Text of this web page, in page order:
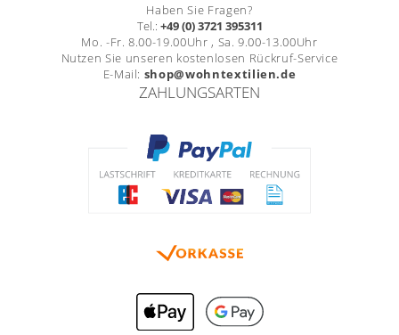
Haben Sie Fragen?
Tel.: +49 (0) 3721 395311
Mo. -Fr. 8.00-19.00Uhr , Sa. 9.00-13.00Uhr
Nutzen Sie unseren kostenlosen Rückruf-Service
E-Mail: shop@wohntextilien.de
ZAHLUNGSARTEN